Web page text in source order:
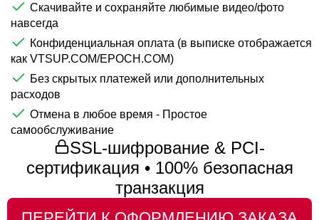
Скачивайте и сохраняйте любимые видео/фото
навсегда
Конфиденциальная оплата (в выписке отображается
как VTSUP.COM/EPOCH.COM)
Без скрытых платежей или дополнительных
расходов
Отмена в любое время - Простое
самообслуживание
SSL-шифрование & PCI-
сертификация • 100% безопасная
транзакция